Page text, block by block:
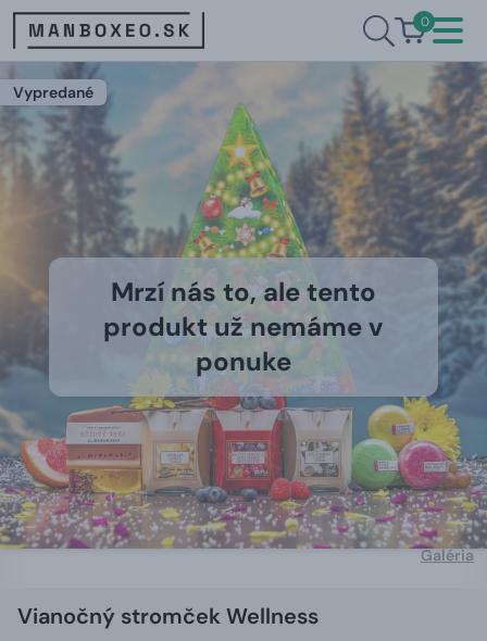
0
Vypredané
Mrzí nás to, ale tento
produkt už nemáme v
ponuke
Galéria
Vianočný stromček Wellness